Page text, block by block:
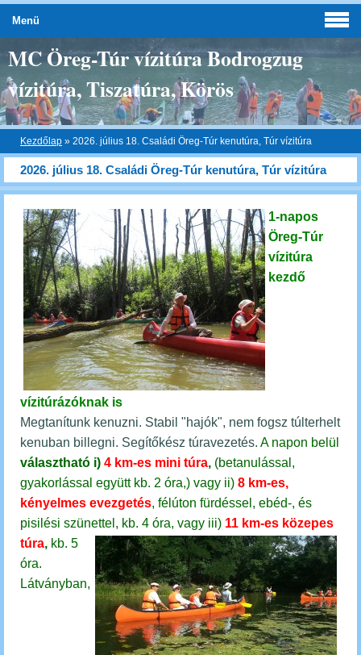
MC Öreg-Túr vízitúra Bodrogzug
vízitúra, Tiszatúra, Körös
Kezdőlap » 2026. július 18. Családi Öreg-Túr kenutúra, Túr vízitúra
2026. július 18. Családi Öreg-Túr kenutúra, Túr vízitúra
1-napos
Öreg-Túr
vízitúra
kezdő
vízitúrázóknak is
Megtanítunk kenuzni. Stabil "hajók", nem fogsz túlterhelt
kenuban billegni. Segítőkész túravezetés. A napon belül
választható i) 4 km-es mini túra, (betanulással,
gyakorlással együtt kb. 2 óra,) vagy ii) 8 km-es,
kényelmes evezgetés, félúton fürdéssel, ebéd-, és
pisilési szünettel, kb. 4 óra, vagy iii) 11 km-es közepes
túra, kb. 5
óra.
Látványban,
Menü